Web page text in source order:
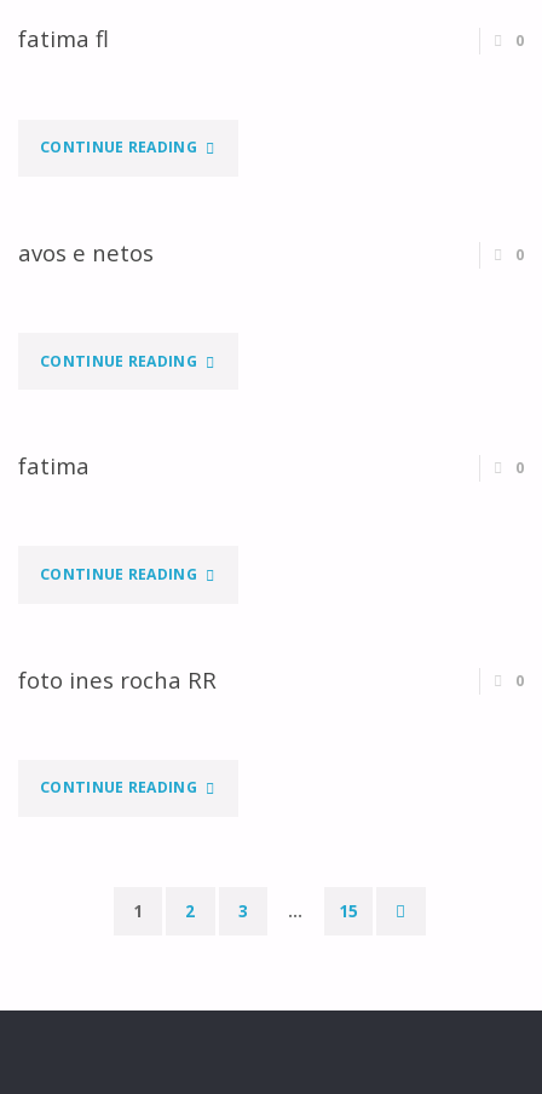
fatima fl 0
CONTINUE READING"FATIMA
avos e netos 0
CONTINUE READING"AVOS
fatima 0
CONTINUE READING"FATIMA"
foto ines rocha RR 0
CONTINUE READING"FOTO
dos
1 2 3 … 15